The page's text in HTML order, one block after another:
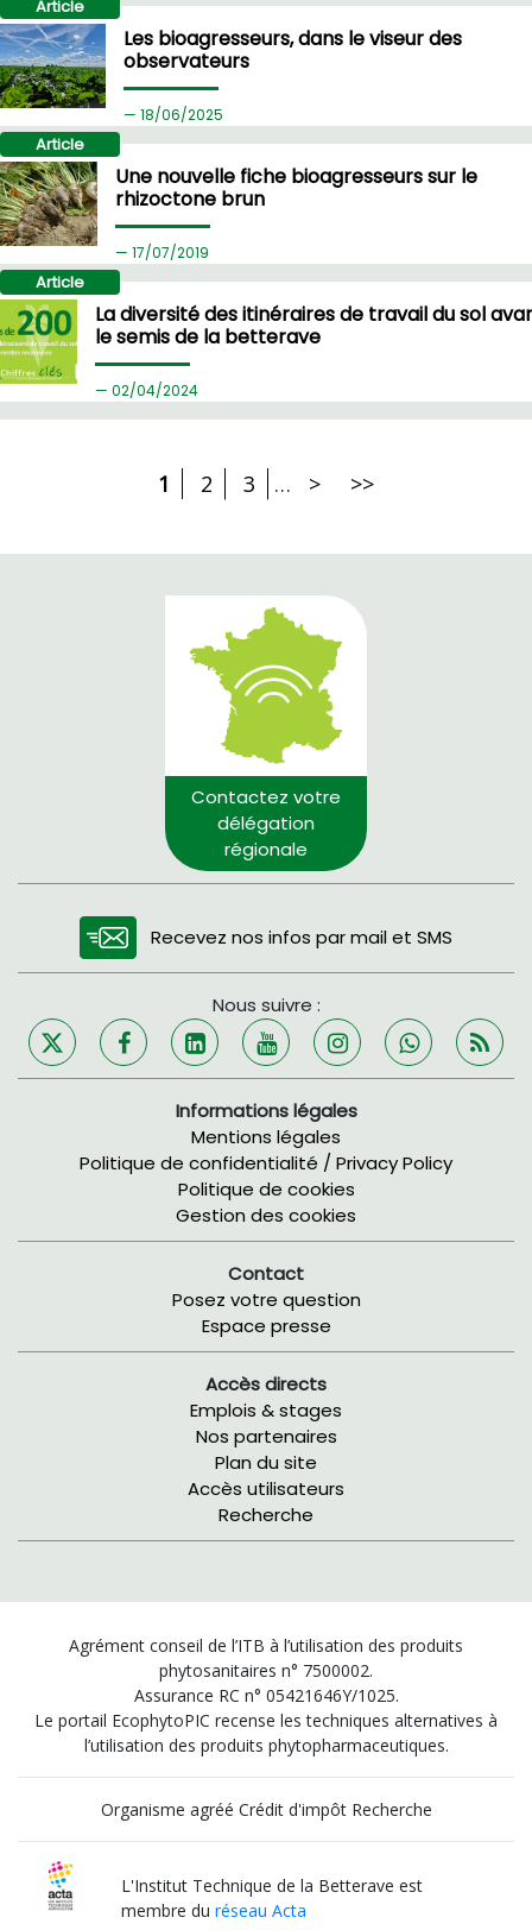
Article
Les bioagresseurs, dans le viseur des
observateurs
18/06/2025
Article
Une nouvelle fiche bioagresseurs sur le
rhizoctone brun
17/07/2019
Article
La diversité des itinéraires de travail du sol
le semis de la betterave
02/04/2024
1 2 3 … > >>
Contactez votre
délégation
régionale
Recevez nos infos par mail et SMS
Nous suivre :
Informations légales
Mentions légales
Politique de confidentialité / Privacy Policy
Politique de cookies
Gestion des cookies
Contact
Posez votre question
Espace presse
Accès directs
Emplois & stages
Nos partenaires
Plan du site
Accès utilisateurs
Recherche
Agrément conseil de l’ITB à l’utilisation des produits
phytosanitaires n° 7500002.
Assurance RC n° 05421646Y/1025.
Le portail EcophytoPIC recense les techniques alternatives à
l’utilisation des produits phytopharmaceutiques.
Organisme agréé Crédit d'impôt Recherche
L'Institut Technique de la Betterave est
membre duréseau Acta